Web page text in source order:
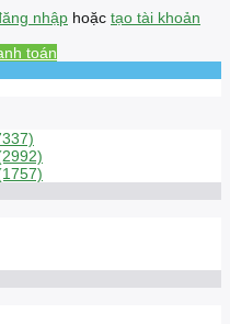
nhập hoặc tạo tài khoản
toán